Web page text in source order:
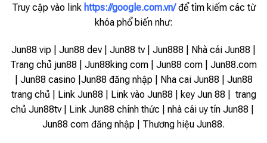
Truy cập vào link https://google.com.vn/ để tìm kiếm các từ
khóa phổ biến như:
Jun88 vip | Jun88 dev | Jun88 tv | Jun888 | Nhà cái Jun88 |
Trang chủ jun88 | Jun88king com | Jun88 com | Jun88.com
| Jun88 casino |Jun88 đăng nhập | Nha cai Jun88 | Jun88
trang chủ | Link Jun88 | Link vào Jun88 |
key Jun 88 | trang
chủ Jun88tv | Link Jun88 chính thức | nhà cái uy tín Jun88 |
Jun88 com đăng nhập | Thương hiệu Jun88.